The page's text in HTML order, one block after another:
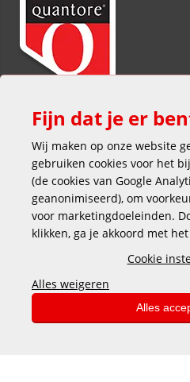
Veilig en
Fijn dat je er
Wij maken op onze website
gebruiken cookies voor het
(de cookies van Google
geanonimiseerd), om
voor marketingdoeleinden.
klikken, ga je akkoord met
Cookie
Alles weigeren
Alles